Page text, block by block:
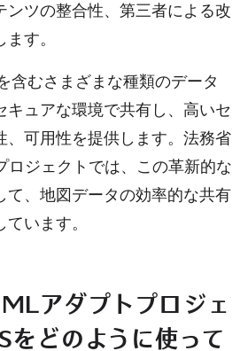
ンツの整合性、第三者による改
す。
含むさまざまな種類のデータ
キュアな環境で共有し、高いセ
、可用性を提供します。法務省
ロジェクトでは、この革新的な
て、地図データの効率的な共有
います。
アダプトプロジェ
をどのように使って